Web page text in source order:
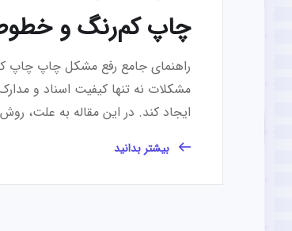
چاپ کم‌رنگ و خطوط
راهنمای جامع رفع مشکل چاپ چاپ
مشکلات نه تنها کیفیت اسناد و
ایجاد کند. در این مقاله به علت،
بیشتر بدانید